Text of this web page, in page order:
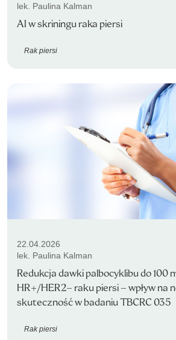
lek. Paulina Kalman
AI w skriningu raka piersi
Rak piersi
22.04.2026
lek. Paulina Kalman
Redukcja dawki palbocyklibu do 100
HR+/HER2− raku piersi – wpływ na
skuteczność w badaniu TBCRC 035
Rak piersi